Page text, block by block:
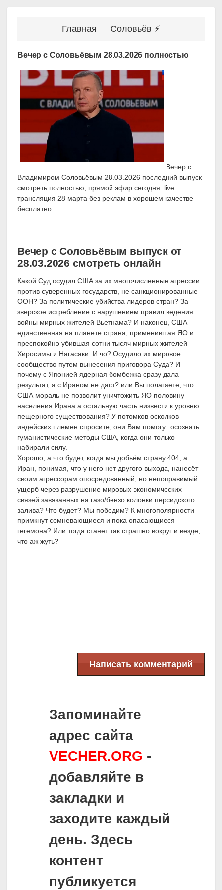
Главная Соловьёв ⚡
Вечер с Соловьёвым 28.03.2026 полностью
Вечер с
Владимиром Соловьёвым 28.03.2026 последний выпуск
смотреть полностью, прямой эфир сегодня: live
трансляция 28 марта без реклам в хорошем качестве
бесплатно.
Вечер с Соловьёвым выпуск от
28.03.2026 смотреть онлайн
Какой Суд осудил США за их многочисленные агрессии
против суверенных государств, не санкционированные
ООН? За политические убийства лидеров стран? За
зверское истребление с нарушением правил ведения
войны мирных жителей Вьетнама? И наконец, США
единственная на планете страна, применившая ЯО и
преспокойно убившая сотни тысяч мирных жителей
Хиросимы и Нагасаки. И чо? Осудило их мировое
сообщество путем вынесения приговора Суда? И
почему с Японией ядерная бомбежка сразу дала
результат, а с Ираном не даст? или Вы полагаете, что
США мораль не позволит уничтожить ЯО половину
населения Ирана а остальную часть низвести к уровню
пещерного существования? У потомков осколков
индейских племен спросите, они Вам помогут осознать
гуманистические методы США, когда они только
набирали силу.
Хорошо, а что будет, когда мы добьём страну 404, а
Иран, понимая, что у него нет другого выхода, нанесёт
своим агрессорам опосредованный, но непоправимый
ущерб через разрушение мировых экономических
связей завязанных на газо/бензо колонки персидского
залива? Что будет? Мы победим? К многополярности
примкнут сомневающиеся и пока опасающиеся
гегемона? Или тогда станет так страшно вокруг и везде,
что аж жуть?
Написать комментарий
Запоминайте
адрес сайта
VECHER.ORG -
добавляйте в
закладки и
заходите каждый
день. Здесь
контент
публикуется